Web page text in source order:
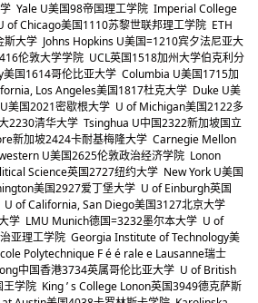
Yale U美国98帝国理工学院 Imperial College
of Chicago美国1110苏黎世联邦理工学院 ETH
斯大学 Johns Hopkins U美国=1210宾夕法尼亚大
16伦敦大学学院 UCL英国1518加州大学伯克利分
美国1614哥伦比亚大学 Columbia U美国1715加
Los Angeles美国1817杜克大学 Duke U美
美国2021密歇根大学 U of Michigan美国2122多
2230清华大学 Tsinghua U中国2322新加坡国立
新加坡2424卡耐基梅隆大学 Carnegie Mellon
U美国2625伦敦政治经济学院 Lonon
Science英国2727纽约大学 New York U美国
美国2927爱丁堡大学 U of Einburgh英国
U of California, San Diego美国3127北京大学
学 LMU Munich德国=3232墨尔本大学 U of
亚理工学院 Georgia Institute of Technology美
Polytechnique F é é rale e Lausanne瑞士
中国香港3734英属哥伦比亚大学 U of British
王学院 King ’ s College Lonon英国3949德克萨斯